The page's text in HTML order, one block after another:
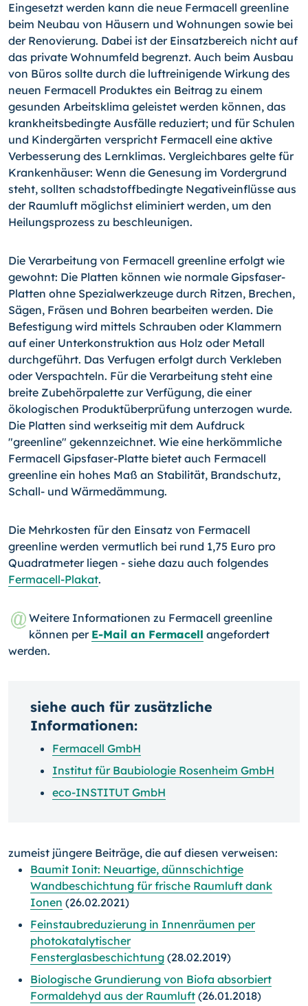
Eingesetzt werden kann die neue Fermacell greenline
beim Neubau von Häusern und Wohnungen sowie bei
der Renovierung. Dabei ist der Einsatzbereich nicht auf
das private Wohnumfeld begrenzt. Auch beim Ausbau
von Büros sollte durch die luftreinigende Wirkung des
neuen Fermacell Produktes ein Beitrag zu einem
gesunden Arbeitsklima geleistet werden können, das
krankheitsbedingte Ausfälle reduziert; und für Schulen
und Kindergärten verspricht Fermacell eine aktive
Verbesserung des Lernklimas. Vergleichbares gelte für
Krankenhäuser: Wenn die Genesung im Vordergrund
steht, sollten schadstoffbedingte Negativeinflüsse aus
der Raumluft möglichst eliminiert werden, um den
Heilungsprozess zu beschleunigen.
Die Verarbeitung von Fermacell greenline erfolgt wie
gewohnt: Die Platten können wie normale Gipsfaser-
Platten ohne Spezialwerkzeuge durch Ritzen, Brechen,
Sägen, Fräsen und Bohren bearbeiten werden. Die
Befestigung wird mittels Schrauben oder Klammern
auf einer Unterkonstruktion aus Holz oder Metall
durchgeführt. Das Verfugen erfolgt durch Verkleben
oder Verspachteln. Für die Verarbeitung steht eine
breite Zubehörpalette zur Verfügung, die einer
ökologischen Produktüberprüfung unterzogen wurde.
Die Platten sind werkseitig mit dem Aufdruck
"greenline" gekennzeichnet. Wie eine herkömmliche
Fermacell Gipsfaser-Platte bietet auch Fermacell
greenline ein hohes Maß an Stabilität, Brandschutz,
Schall- und Wärmedämmung.
Die Mehrkosten für den Einsatz von Fermacell
greenline werden vermutlich bei rund 1,75 Euro pro
Quadratmeter liegen - siehe dazu auch folgendes
Fermacell-Plakat.
Weitere Informationen zu Fermacell greenline
können per E-Mail an Fermacell angefordert
werden.
siehe auch für zusätzliche
Informationen:
Fermacell GmbH
Institut für Baubiologie Rosenheim GmbH
eco-INSTITUT GmbH
zumeist jüngere Beiträge, die auf diesen verweisen:
Baumit Ionit: Neuartige, dünnschichtige
Wandbeschichtung für frische Raumluft dank
Ionen (26.02.2021)
Feinstaubreduzierung in Innenräumen per
photokatalytischer
Fensterglasbeschichtung (28.02.2019)
Biologische Grundierung von Biofa absorbiert
Formaldehyd aus der Raumluft (26.01.2018)